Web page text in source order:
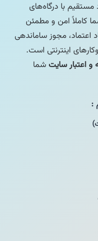
مستقیم با درگاه‌های
کاملاً امن و مطمئن
اعتماد، مجوز ساماندهی
اینترنتی است.
و اعتبار سایتشما